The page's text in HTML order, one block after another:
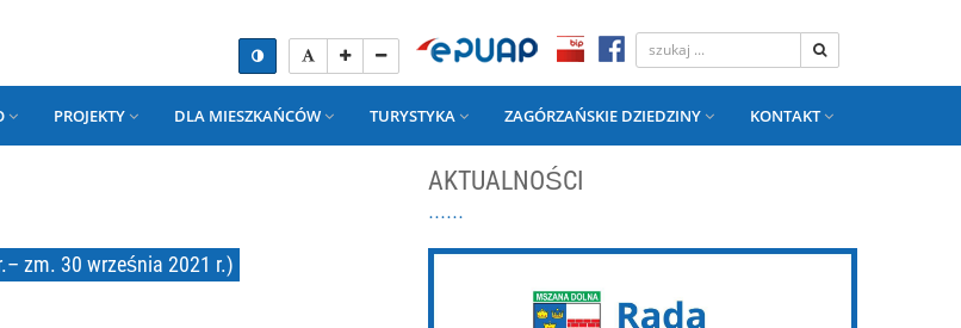
PROJEKTY DLA MIESZKAŃCÓW TURYSTYKA ZAGÓRZAŃSKIE DZIEDZINY KONTAKT
zm. 30 września 2021 r.)
AKTUALNOŚCI